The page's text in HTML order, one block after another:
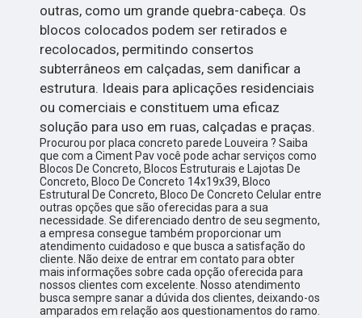
outras, como um grande quebra-cabeça. Os
blocos colocados podem ser retirados e
recolocados, permitindo consertos
subterrâneos em calçadas, sem danificar a
estrutura. Ideais para aplicações residenciais
ou comerciais e constituem uma eficaz
solução para uso em ruas, calçadas e praças.
Procurou por placa concreto parede Louveira ? Saiba
que com a Ciment Pav você pode achar serviços como
Blocos De Concreto, Blocos Estruturais e Lajotas De
Concreto, Bloco De Concreto 14x19x39, Bloco
Estrutural De Concreto, Bloco De Concreto Celular entre
outras opções que são oferecidas para a sua
necessidade. Se diferenciado dentro de seu segmento,
a empresa consegue também proporcionar um
atendimento cuidadoso e que busca a satisfação do
cliente. Não deixe de entrar em contato para obter
mais informações sobre cada opção oferecida para
nossos clientes com excelente. Nosso atendimento
busca sempre sanar a dúvida dos clientes, deixando-os
amparados em relação aos questionamentos do ramo.